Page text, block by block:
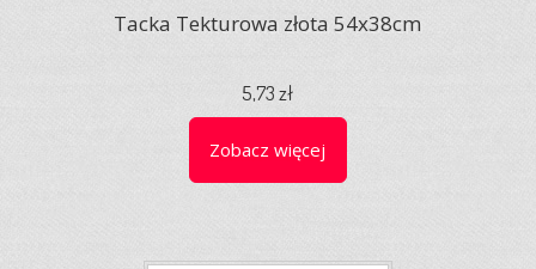
Tacka Tekturowa złota 54x38cm
5,73 zł
Zobacz więcej